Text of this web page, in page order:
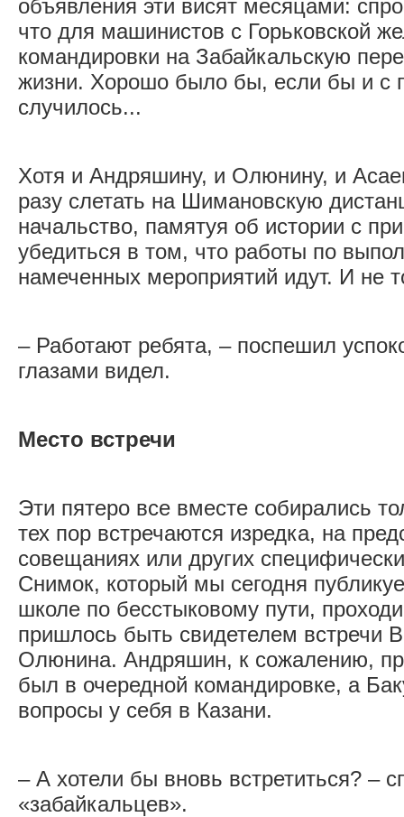
объявления эти висят месяцами:
что для машинистов с Горьковской
командировки на Забайкальскую
жизни. Хорошо было бы, если бы и с
случилось...
Хотя и Андряшину, и Олюнину, и
разу слетать на Шимановскую
начальство, памятуя об истории с
убедиться в том, что работы по
намеченных мероприятий идут. И не
– Работают ребята, – поспешил
глазами видел.
Место встречи
Эти пятеро все вместе собирались
тех пор встречаются изредка, на
совещаниях или других
Снимок, который мы сегодня
школе по бесстыковому пути,
пришлось быть свидетелем встречи
Олюнина. Андряшин, к сожалению,
был в очередной командировке, а
вопросы у себя в Казани.
– А хотели бы вновь встретиться? –
«забайкальцев».